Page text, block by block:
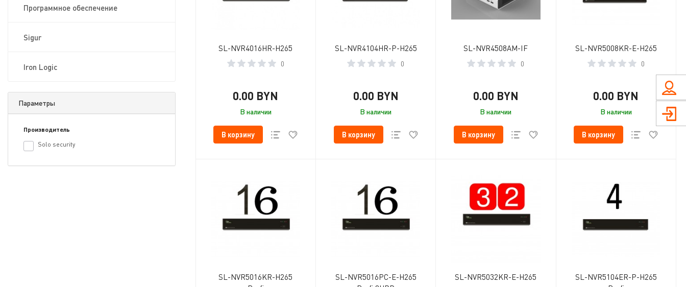
Программное обеспечение
Sigur
Iron Logic
Параметры
Производитель
Solo security
SL-NVR4016HR-H265
0
0.00 BYN
В наличии
В корзину
SL-NVR4104HR-P-H265
0
0.00 BYN
В наличии
В корзину
SL-NVR4508AM-IF
0
0.00 BYN
В наличии
В корзину
SL-NVR5008KR-E-H265
0
0.00 BYN
В наличии
В корзину
SL-NVR5016KR-H265
SL-NVR5016PC-E-H265
SL-NVR5032KR-E-H265
SL-NVR5104ER-P-H265